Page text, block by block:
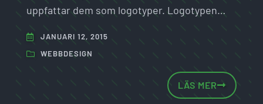
uppfattar dem som logotyper. Logotypen…
JANUARI 12, 2015
WEBBDESIGN
LÄS MER